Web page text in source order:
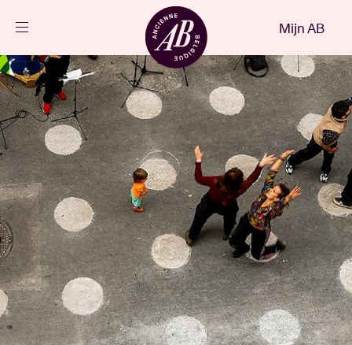
NL
Agenda
Projecten
Nieuws
Bezoekersinfo
AB ❤ you
Mijn AB